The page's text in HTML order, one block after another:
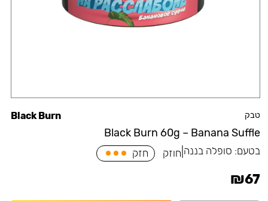
טבק
Black Burn 60g – Banana Suffle
Black Burn
בטעם: סופלה בננה חוזק חזק
₪67